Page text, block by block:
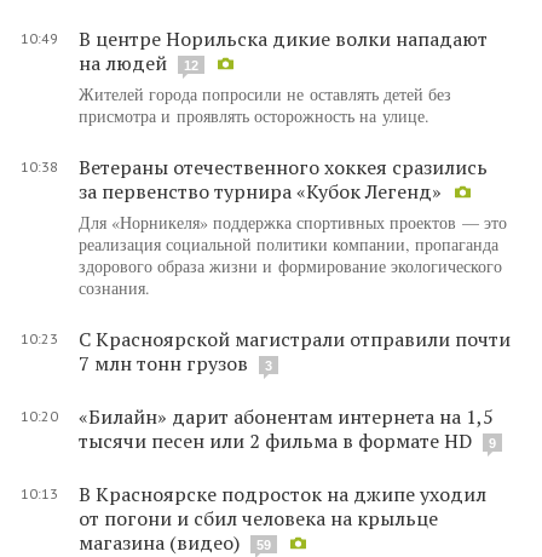
10:49
В центре Норильска дикие волки нападают
на людей
12
Жителей города попросили не оставлять детей без
присмотра и проявлять осторожность на улице.
10:38
Ветераны отечественного хоккея сразились
за первенство турнира «Кубок Легенд»
Для «Норникеля» поддержка спортивных проектов — это
реализация социальной политики компании, пропаганда
здорового образа жизни и формирование экологического
сознания.
10:23
С Красноярской магистрали отправили почти
7 млн тонн грузов
3
10:20
«Билайн» дарит абонентам интернета на 1,5
тысячи песен или 2 фильма в формате HD
9
10:13
В Красноярске подросток на джипе уходил
от погони и сбил человека на крыльце
магазина (видео)
59